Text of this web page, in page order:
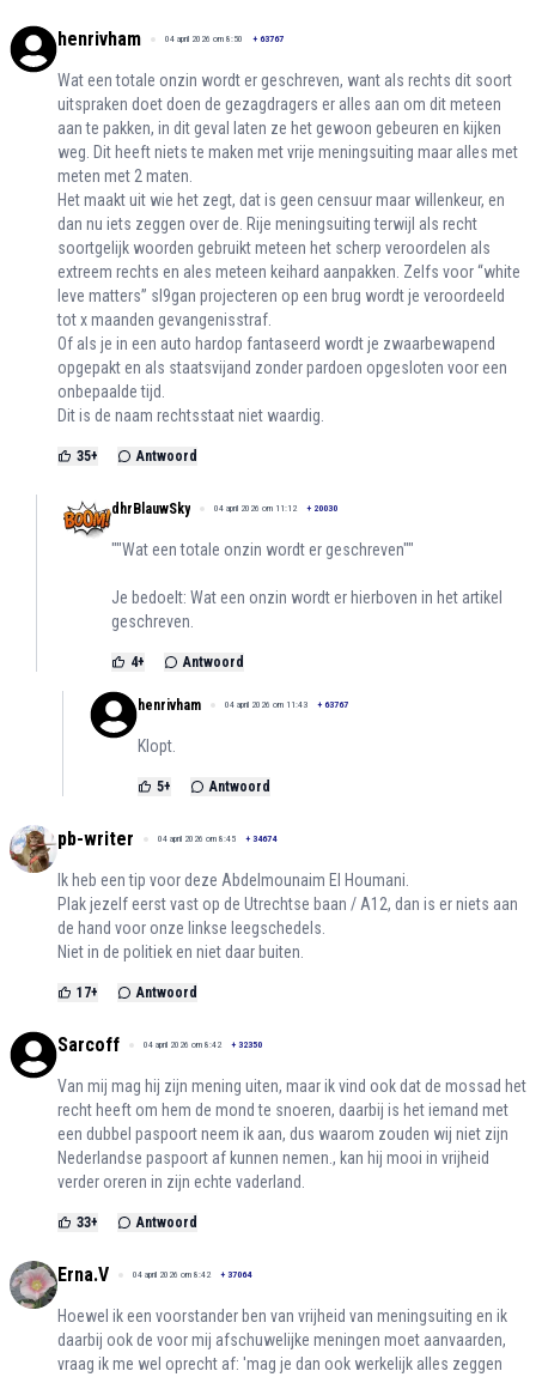
henrivham 04 april 2026 om 8:50 + 63767
Wat een totale onzin wordt er geschreven, want als rechts dit soort
uitspraken doet doen de gezagdragers er alles aan om dit meteen
aan te pakken, in dit geval laten ze het gewoon gebeuren en kijken
weg. Dit heeft niets te maken met vrije meningsuiting maar alles met
meten met 2 maten.
Het maakt uit wie het zegt, dat is geen censuur maar willenkeur, en
dan nu iets zeggen over de. Rije meningsuiting terwijl als recht
soortgelijk woorden gebruikt meteen het scherp veroordelen als
extreem rechts en ales meteen keihard aanpakken. Zelfs voor “white
leve matters” sl9gan projecteren op een brug wordt je veroordeeld
tot x maanden gevangenisstraf.
Of als je in een auto hardop fantaseerd wordt je zwaarbewapend
opgepakt en als staatsvijand zonder pardoen opgesloten voor een
onbepaalde tijd.
Dit is de naam rechtsstaat niet waardig.
35+ Antwoord
dhrBlauwSky 04 april 2026 om 11:12 + 20030
""Wat een totale onzin wordt er geschreven""
Je bedoelt: Wat een onzin wordt er hierboven in het artikel
geschreven.
4+ Antwoord
henrivham 04 april 2026 om 11:43 + 63767
Klopt.
5+ Antwoord
pb-writer 04 april 2026 om 8:45 + 34674
Ik heb een tip voor deze Abdelmounaim El Houmani.
Plak jezelf eerst vast op de Utrechtse baan / A12, dan is er niets aan
de hand voor onze linkse leegschedels.
Niet in de politiek en niet daar buiten.
17+ Antwoord
Sarcoff 04 april 2026 om 8:42 + 32350
Van mij mag hij zijn mening uiten, maar ik vind ook dat de mossad het
recht heeft om hem de mond te snoeren, daarbij is het iemand met
een dubbel paspoort neem ik aan, dus waarom zouden wij niet zijn
Nederlandse paspoort af kunnen nemen., kan hij mooi in vrijheid
verder oreren in zijn echte vaderland.
33+ Antwoord
Erna.V 04 april 2026 om 8:42 + 37064
Hoewel ik een voorstander ben van vrijheid van meningsuiting en ik
daarbij ook de voor mij afschuwelijke meningen moet aanvaarden,
vraag ik me wel oprecht af: 'mag je dan ook werkelijk alles zeggen